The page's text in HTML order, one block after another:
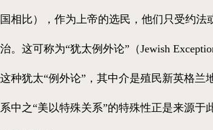
相比），作为上帝的选民，他们只受约
。这可称为“犹太例外论”（Jewish
这种犹太“例外论”，其中介是殖民新英格
中之“美以特殊关系”的特殊性正是来源